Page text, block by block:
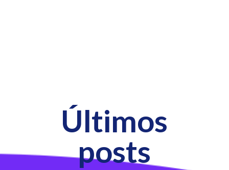
Últimos
posts